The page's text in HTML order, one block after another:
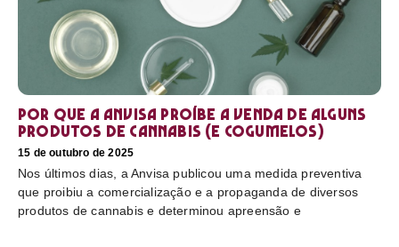
Por que a Anvisa proíbe a venda de alguns
produtos de cannabis (e cogumelos)
15 de outubro de 2025
Nos últimos dias, a Anvisa publicou uma medida preventiva
que proibiu a comercialização e a propaganda de diversos
produtos de cannabis e determinou apreensão e